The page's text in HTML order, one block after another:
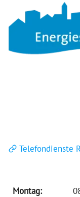
Telefondienste
Montag: